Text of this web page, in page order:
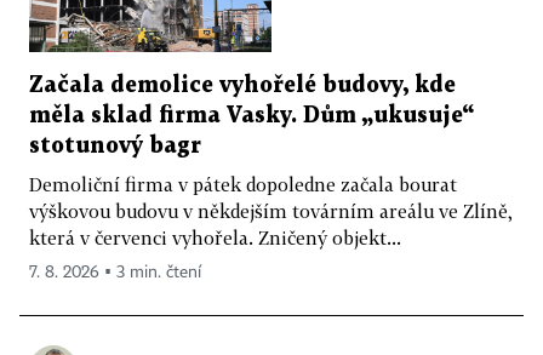
Začala demolice vyhořelé budovy, kde
měla sklad firma Vasky. Dům „ukusuje“
stotunový bagr
Demoliční firma v pátek dopoledne začala bourat
výškovou budovu v někdejším továrním areálu ve Zlíně,
která v červenci vyhořela. Zničený objekt...
7. 8. 2026 ▪ 3 min. čtení